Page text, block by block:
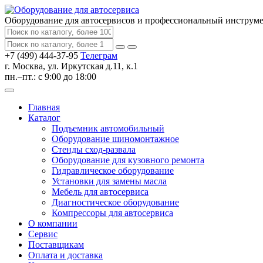
Оборудование для автосервисов и профессиональный
+7 (499) 444-37-95 Телеграм
г. Москва, ул. Иркутская д.11, к.1
пн.–пт.: с 9:00 до 18:00
Главная
Каталог
Подъемник автомобильный
Оборудование шиномонтажное
Стенды сход-развала
Оборудование для кузовного ремонта
Гидравлическое оборудование
Установки для замены масла
Мебель для автосервиса
Диагностическое оборудование
Компрессоры для автосервиса
О компании
Сервис
Поставщикам
Оплата и доставка